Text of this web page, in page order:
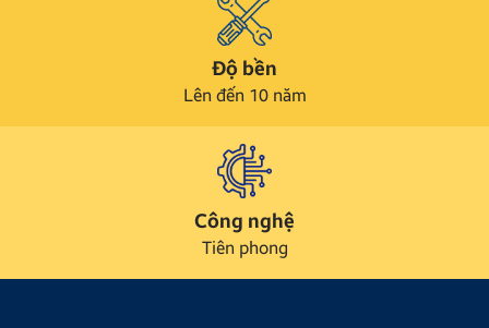
Độ bền
Lên đến 10 năm
Công nghệ
Tiên phong